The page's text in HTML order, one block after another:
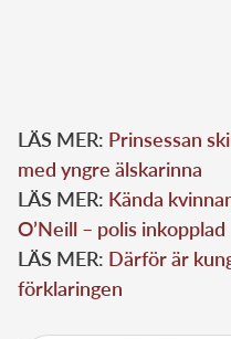
LÄS MER: Prinsessan
med yngre älskarinna
LÄS MER: Kända
O’Neill – polis inkopplad
LÄS MER: Därför är
förklaringen